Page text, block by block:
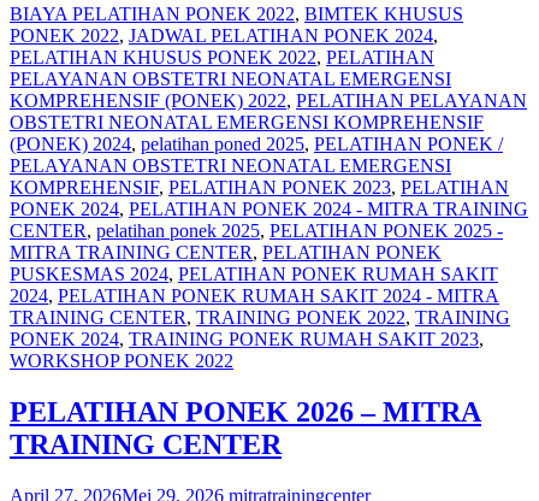
BIAYA PELATIHAN PONEK 2022, BIMTEK KHUSUS
PONEK 2022, JADWAL PELATIHAN PONEK 2024,
PELATIHAN KHUSUS PONEK 2022, PELATIHAN
PELAYANAN OBSTETRI NEONATAL EMERGENSI
KOMPREHENSIF (PONEK) 2022, PELATIHAN PELAYANAN
OBSTETRI NEONATAL EMERGENSI KOMPREHENSIF
(PONEK) 2024, pelatihan poned 2025, PELATIHAN PONEK /
PELAYANAN OBSTETRI NEONATAL EMERGENSI
KOMPREHENSIF, PELATIHAN PONEK 2023, PELATIHAN
PONEK 2024, PELATIHAN PONEK 2024 - MITRA TRAINING
CENTER, pelatihan ponek 2025, PELATIHAN PONEK 2025 -
MITRA TRAINING CENTER, PELATIHAN PONEK
PUSKESMAS 2024, PELATIHAN PONEK RUMAH SAKIT
2024, PELATIHAN PONEK RUMAH SAKIT 2024 - MITRA
TRAINING CENTER, TRAINING PONEK 2022, TRAINING
PONEK 2024, TRAINING PONEK RUMAH SAKIT 2023,
WORKSHOP PONEK 2022
PELATIHAN PONEK 2026 – MITRA
TRAINING CENTER
April 27, 2026Mei 29, 2026 mitratrainingcenter